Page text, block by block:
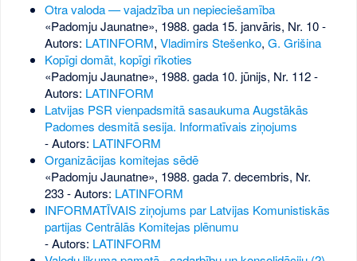
Otra valoda — vajadzība un nepieciešamība
«Padomju Jaunatne», 1988. gada 15. janvāris, Nr. 10-
Autors: LATINFORM, Vladimirs Stešenko, G. Grišina
Kopīgi domāt, kopīgi rīkoties
«Padomju Jaunatne», 1988. gada 10. jūnijs, Nr. 112-
Autors: LATINFORM
Latvijas PSR vienpadsmitā sasaukuma Augstākās
Padomes desmitā sesija. Informatīvais ziņojums
- Autors: LATINFORM
Organizācijas komitejas sēdē
«Padomju Jaunatne», 1988. gada 7. decembris, Nr.
233- Autors: LATINFORM
INFORMATĪVAIS ziņojums par Latvijas Komunistiskās
partijas Centrālās Komitejas plēnumu
- Autors: LATINFORM